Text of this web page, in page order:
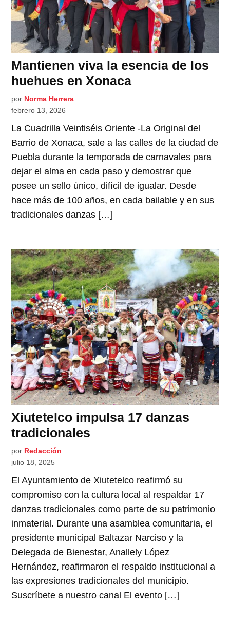
Mantienen viva la esencia de los
huehues en Xonaca
por Norma Herrera
febrero 13, 2026
La Cuadrilla Veintiséis Oriente -La Original del
Barrio de Xonaca, sale a las calles de la ciudad de
Puebla durante la temporada de carnavales para
dejar el alma en cada paso y demostrar que
posee un sello único, difícil de igualar. Desde
hace más de 100 años, en cada bailable y en sus
tradicionales danzas […]
Xiutetelco impulsa 17 danzas
tradicionales
por Redacción
julio 18, 2025
El Ayuntamiento de Xiutetelco reafirmó su
compromiso con la cultura local al respaldar 17
danzas tradicionales como parte de su patrimonio
inmaterial. Durante una asamblea comunitaria, el
presidente municipal Baltazar Narciso y la
Delegada de Bienestar, Anallely López
Hernández, reafirmaron el respaldo institucional a
las expresiones tradicionales del municipio.
Suscríbete a nuestro canal El evento […]